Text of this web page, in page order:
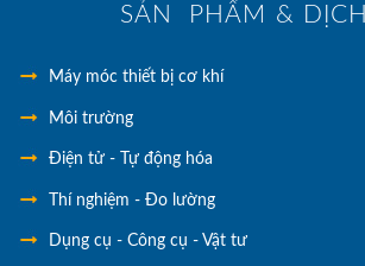
SẢN PHẨM &
Máy móc thiết bị cơ khí
Môi trường
Điện tử - Tự động hóa
Thí nghiệm - Đo lường
Dụng cụ - Công cụ - Vật tư